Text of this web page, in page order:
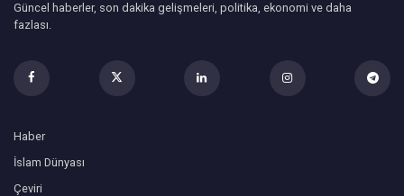
Güncel haberler, son dakika gelişmeleri, politika, ekonomi ve daha
fazlası.
Haber
İslam Dünyası
Çeviri